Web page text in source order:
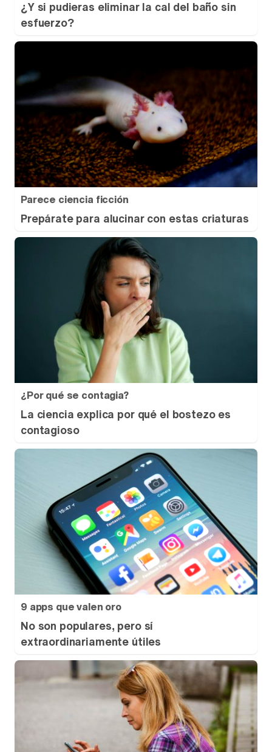
¿Y si pudieras eliminar la cal del baño sin
esfuerzo?
Parece ciencia ficción
Prepárate para alucinar con estas criaturas
¿Por qué se contagia?
La ciencia explica por qué el bostezo es
contagioso
9 apps que valen oro
No son populares, pero sí
extraordinariamente útiles